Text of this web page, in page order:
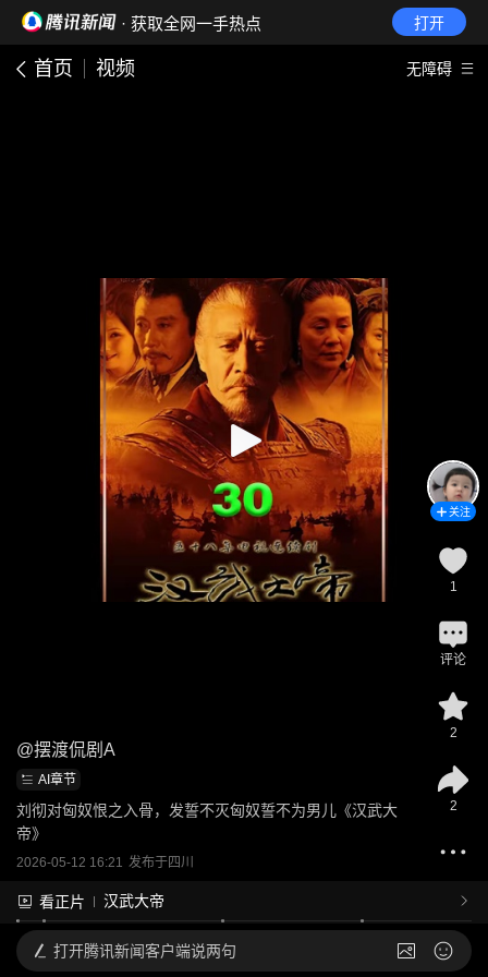
· 获取全网一手热点 打开
首页 视频 无障碍
@摆渡侃剧A
AI章节
刘彻对匈奴恨之入骨，发誓不灭匈奴誓不为男儿《汉武大
帝》
2026-05-12 16:21 发布于四川
看正片 汉武大帝
关注
1
评论
2
2
打开腾讯新闻客户端说两句